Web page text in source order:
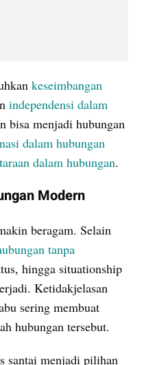
keseimbangan
independensi dalam
bisa menjadi hubungan
dalam hubungan
dalam hubungan.
Modern
tanpa
hingga situationship
Ketidakjelasan
sering membuat
hubungan tersebut.
santai menjadi pilihan